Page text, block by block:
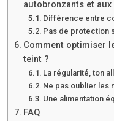
autobronzants et aux
Différence entre
Pas de protection
Comment optimiser
teint ?
La régularité, ton
Ne pas oublier les
Une alimentation
FAQ